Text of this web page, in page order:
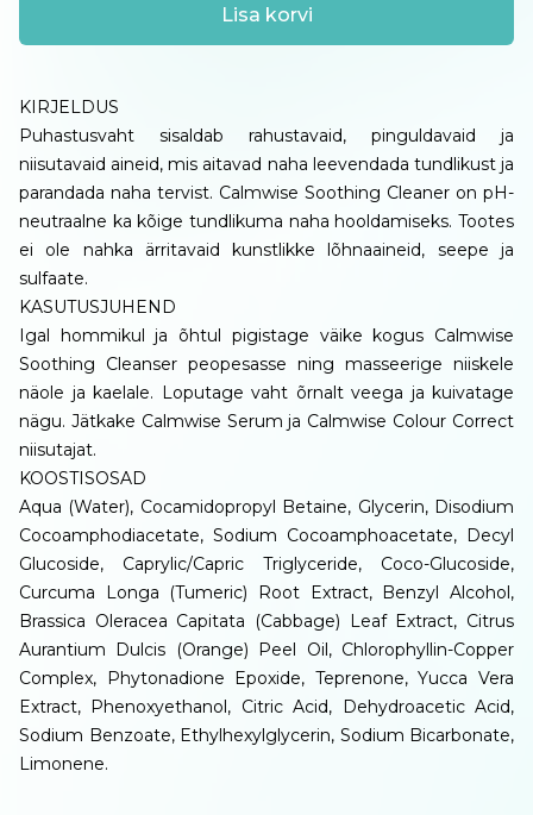
Lisa korvi
KIRJELDUS
Puhastusvaht sisaldab rahustavaid, pinguldavaid ja
niisutavaid aineid, mis aitavad naha leevendada tundlikust ja
parandada naha tervist. Calmwise Soothing Cleaner on pH-
neutraalne ka kõige tundlikuma naha hooldamiseks. Tootes
ei ole nahka ärritavaid kunstlikke lõhnaaineid, seepe ja
sulfaate.
KASUTUSJUHEND
Igal hommikul ja õhtul pigistage väike kogus Calmwise
Soothing Cleanser peopesasse ning masseerige niiskele
näole ja kaelale. Loputage vaht õrnalt veega ja kuivatage
nägu. Jätkake Calmwise Serum ja Calmwise Colour Correct
niisutajat.
KOOSTISOSAD
Aqua (Water), Cocamidopropyl Betaine, Glycerin, Disodium
Cocoamphodiacetate, Sodium Cocoamphoacetate, Decyl
Glucoside, Caprylic/Capric Triglyceride, Coco-Glucoside,
Curcuma Longa (Tumeric) Root Extract, Benzyl Alcohol,
Brassica Oleracea Capitata (Cabbage) Leaf Extract, Citrus
Aurantium Dulcis (Orange) Peel Oil, Chlorophyllin-Copper
Complex, Phytonadione Epoxide, Teprenone, Yucca Vera
Extract, Phenoxyethanol, Citric Acid, Dehydroacetic Acid,
Sodium Benzoate, Ethylhexylglycerin, Sodium Bicarbonate,
Limonene.